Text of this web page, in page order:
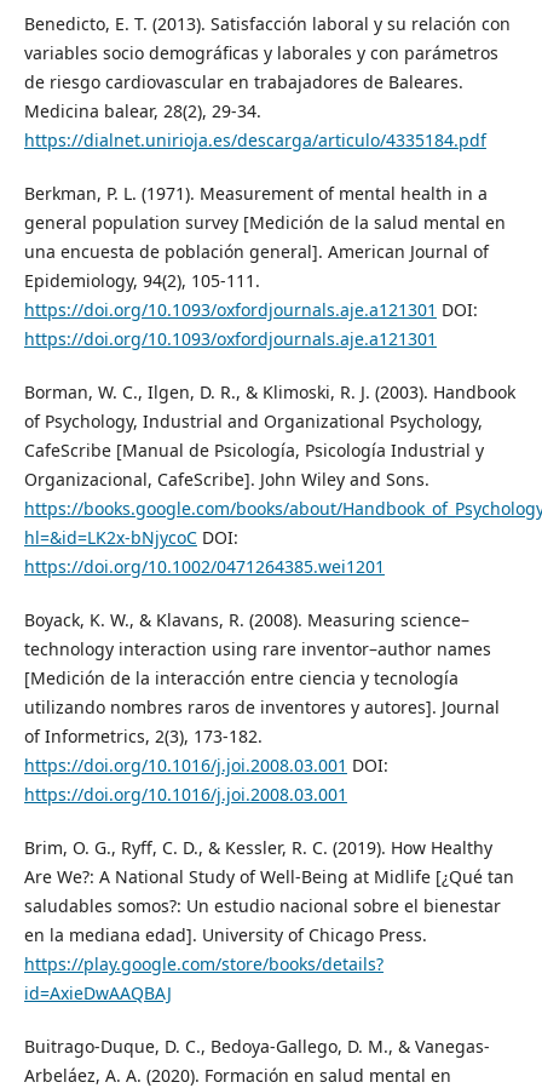
Benedicto, E. T. (2013). Satisfacción laboral y su relación con
variables socio demográficas y laborales y con parámetros
de riesgo cardiovascular en trabajadores de Baleares.
Medicina balear, 28(2), 29-34.
https://dialnet.unirioja.es/descarga/articulo/4335184.pdf
Berkman, P. L. (1971). Measurement of mental health in a
general population survey [Medición de la salud mental en
una encuesta de población general]. American Journal of
Epidemiology, 94(2), 105-111.
https://doi.org/10.1093/oxfordjournals.aje.a121301 DOI:
https://doi.org/10.1093/oxfordjournals.aje.a121301
Borman, W. C., Ilgen, D. R., & Klimoski, R. J. (2003). Handbook
of Psychology, Industrial and Organizational Psychology,
CafeScribe [Manual de Psicología, Psicología Industrial y
Organizacional, CafeScribe]. John Wiley and Sons.
https://books.google.com/books/about/
hl=&id=LK2x-bNjycoCDOI:
https://doi.org/10.1002/0471264385.wei1201
Boyack, K. W., & Klavans, R. (2008). Measuring science–
technology interaction using rare inventor–author names
[Medición de la interacción entre ciencia y tecnología
utilizando nombres raros de inventores y autores]. Journal
of Informetrics, 2(3), 173-182.
https://doi.org/10.1016/j.joi.2008.03.001 DOI:
https://doi.org/10.1016/j.joi.2008.03.001
Brim, O. G., Ryff, C. D., & Kessler, R. C. (2019). How Healthy
Are We?: A National Study of Well-Being at Midlife [¿Qué tan
saludables somos?: Un estudio nacional sobre el bienestar
en la mediana edad]. University of Chicago Press.
https://play.google.com/store/books/details?
id=AxieDwAAQBAJ
Buitrago-Duque, D. C., Bedoya-Gallego, D. M., & Vanegas-
Arbeláez, A. A. (2020). Formación en salud mental en